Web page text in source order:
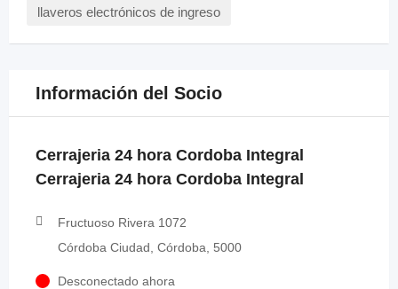
llaveros electrónicos de ingreso
Información del Socio
Cerrajeria 24 hora Cordoba Integral
Cerrajeria 24 hora Cordoba Integral
Fructuoso Rivera 1072
Córdoba Ciudad, Córdoba, 5000
Desconectado ahora